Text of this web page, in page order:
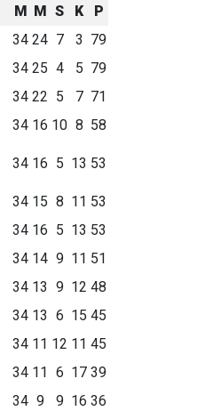
M M S K
P
34 24 7 3 79
34 25 4 5 79
34 22 5 7 71
34 16 10 8 58
34 16 5 13 53
34 15 8 11 53
34 16 5 13 53
34 14 9 11 51
34 13 9 12 48
34 13 6 15 45
34 11 12 11 45
34 11 6 17 39
34 9 9 16 36